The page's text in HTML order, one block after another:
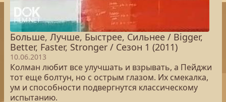
Больше, Лучше, Быстрее, Сильнее / Bigger,
Better, Faster, Stronger / Сезон 1 (2011)
10.06.2013
Колман любит все улучшать и взрывать, а Пейджи
тот еще болтун, но с острым глазом. Их смекалка,
ум и способности подвергнутся классическому
испытанию.